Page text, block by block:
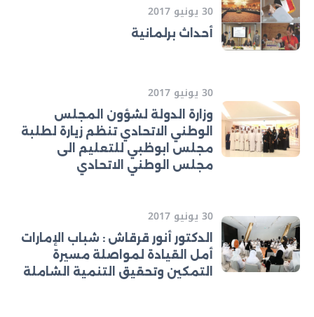
30 يونيو 2017
أحداث برلمانية
30 يونيو 2017
وزارة الدولة لشؤون المجلس
الوطني الاتحادي تنظم زيارة لطلبة
مجلس ابوظبي للتعليم الى
مجلس الوطني الاتحادي
30 يونيو 2017
الدكتور أنور قرقاش : شباب الإمارات
أمل القيادة لمواصلة مسيرة
التمكين وتحقيق التنمية الشاملة